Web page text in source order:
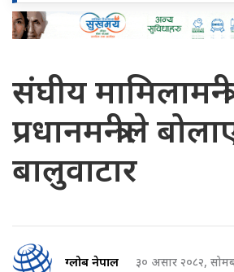
संघीय
प्रधानमन्त्रीले
बालुवाटार
ग्लोब नेपाल ३० असार २०८२,